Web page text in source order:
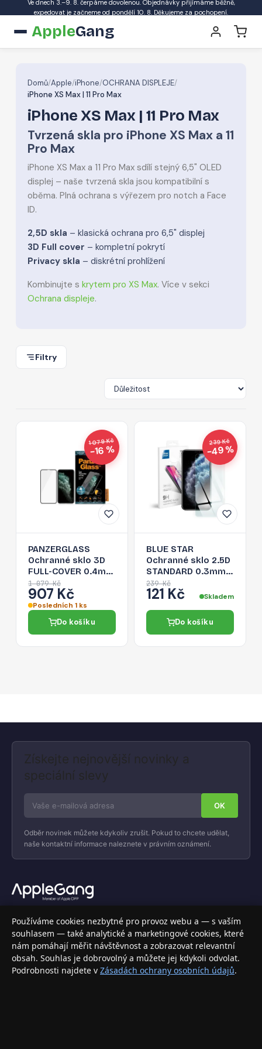
Ve dnech 3.–9. 8. čerpáme dovolenou. Objednávky přijímáme běžně,
expedovat je začneme od pondělí 10. 8. Děkujeme za pochopení.
AppleGang
Domů/Apple/iPhone/OCHRANA DISPLEJE/
iPhone XS Max | 11 Pro Max
iPhone XS Max | 11 Pro Max
Tvrzená skla pro iPhone XS Max a 11
Pro Max
iPhone XS Max a 11 Pro Max sdílí stejný 6,5" OLED
displej – naše tvrzená skla jsou kompatibilní s
oběma. Plná ochrana s výřezem pro notch a Face
ID.
2,5D skla – klasická ochrana pro 6,5" displej
3D Full cover – kompletní pokrytí
Privacy skla – diskrétní prohlížení
Kombinujte s krytem pro XS Max. Více v sekci
Ochrana displeje.
Filtry
1 079 Kč
−16 %
PANZERGLASS
Ochranné sklo 3D
FULL-COVER 0.4mm
pro iPhone XS
Max/11 Pro Max
1 079 Kč
907 Kč
Posledních 1 ks
Do košíku
239 Kč
−49 %
BLUE STAR
Ochranné sklo 2.5D
STANDARD 0.3mm
pro iPhone XS
Max/11 Pro Max, čiré
239 Kč
121 Kč Skladem
Do košíku
Získejte nejnovější novinky a
speciální slevy
Odběr novinek můžete kdykoliv zrušit. Pokud to chcete udělat,
naše kontaktní informace naleznete v právním oznámení.
Váš specializovaný obchod s Apple produkty, příslušenstvím a
elektronikou. Nakupujte bezpečně a s jistotou.
INFORMACE
Doprava a doručení
Používáme cookies nezbytné pro provoz webu a — s vaším
souhlasem — také analytické a marketingové cookies, které
nám pomáhají měřit návštěvnost a zobrazovat relevantní
obsah. Souhlas je dobrovolný a můžete jej kdykoli odvolat.
Podrobnosti najdete v Zásadách ochrany osobních údajů.